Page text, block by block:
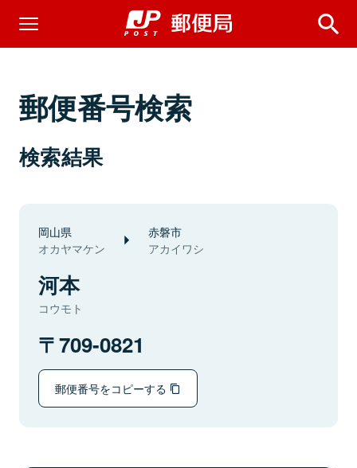
郵便番号検索
検索結果
岡山県
オカヤマケン
赤磐市
アカイワシ
河本
コウモト
709-0821
郵便番号をコピーする